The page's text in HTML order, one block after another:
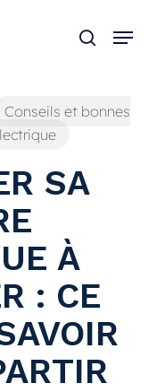
Conseils et bonnes
SA
À
: CE